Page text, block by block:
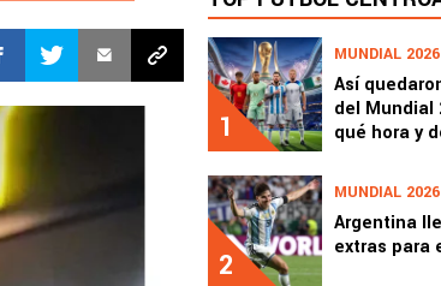
1
MUNDIAL 2026
Así
del Mundial
qué hora y
2
MUNDIAL 2026
Argentina
extras para